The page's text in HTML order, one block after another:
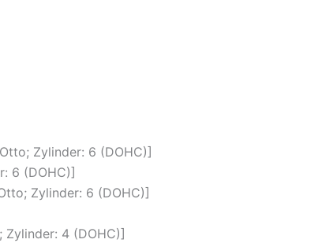
Zylinder: 6 (DOHC)]
6 (DOHC)]
Zylinder: 6 (DOHC)]
Zylinder: 4 (DOHC)]